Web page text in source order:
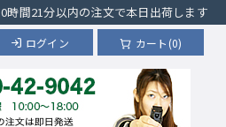
0時間21分以内の注文で本日出荷します
カート(0)
ログイン